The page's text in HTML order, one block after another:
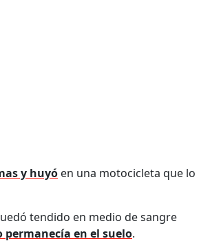
y huyó en una motocicleta que lo
tendido en medio de sangre
permanecía en el suelo.